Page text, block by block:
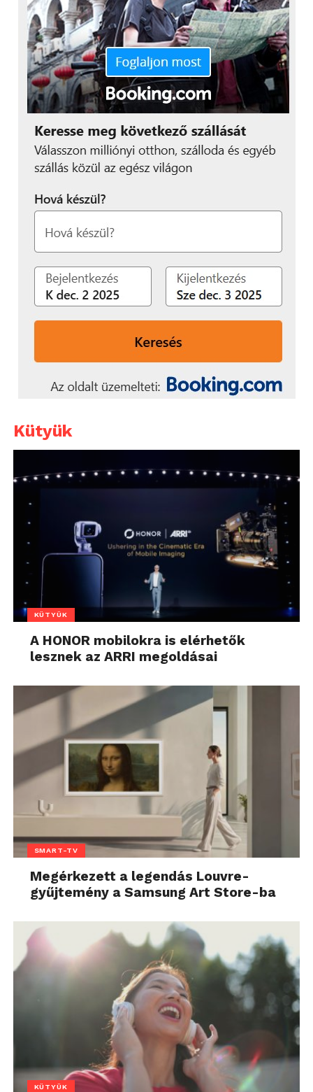
Kütyük
KÜTYÜK
A HONOR mobilokra is elérhetők
lesznek az ARRI megoldásai
SMART-TV
Megérkezett a legendás Louvre-
gyűjtemény a Samsung Art Store-ba
KÜTYÜK